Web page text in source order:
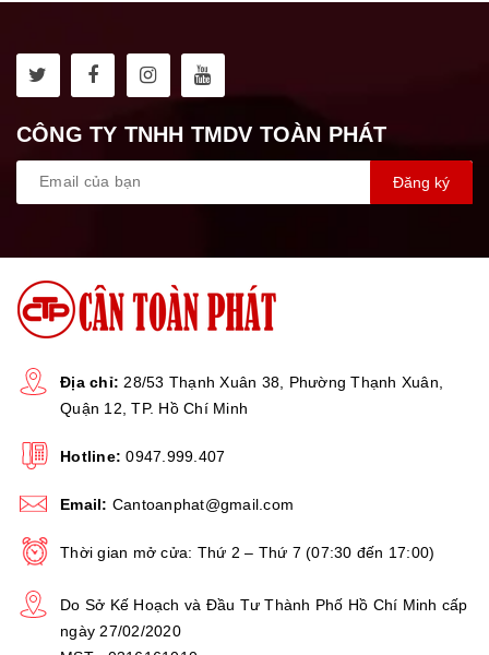
VIDEO HƯỚNG DẪN SỬ DỤNG:
CÔNG TY TNHH TMDV TOÀN PHÁT
Đăng ký
Địa chỉ: 28/53 Thạnh Xuân 38, Phường Thạnh Xuân,
Quận 12, TP. Hồ Chí Minh
Hotline: 0947.999.407
Email: Cantoanphat@gmail.com
Thời gian mở cửa: Thứ 2 – Thứ 7 (07:30 đến 17:00)
Do Sở Kế Hoạch và Đầu Tư Thành Phố Hồ Chí Minh cấp
ngày 27/02/2020